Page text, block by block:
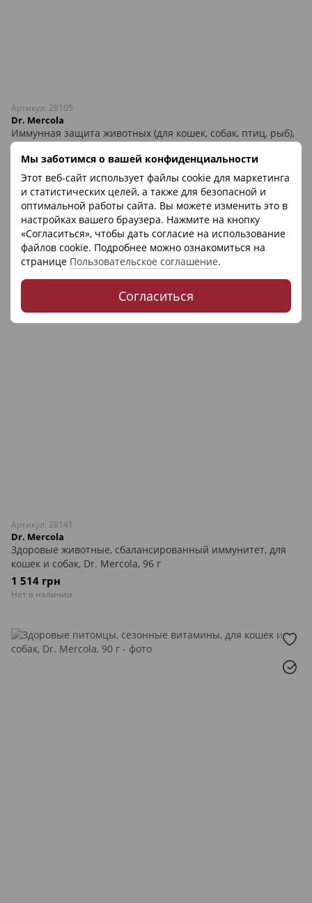
Мы заботимся о вашей конфиденциальности
Этот веб-сайт использует файлы cookie для маркетинга
и статистических целей, а также для безопасной и
оптимальной работы сайта. Вы можете изменить это в
настройках вашего браузера. Нажмите на кнопку
«Согласиться», чтобы дать согласие на использование
файлов cookie. Подробнее можно ознакомиться на
странице Пользовательское соглашение.
Согласиться
Артикул: 28105
Dr. Mercola
Иммунная защита животных (для кошек, собак, птиц, рыб),
SpiruGreen, Dr. Mercola, 500 мг, 180 таблеток
1 222 грн
Нет в наличии
Артикул: 28141
Dr. Mercola
Здоровые животные, сбалансированный иммунитет, для
кошек и собак, Dr. Mercola, 96 г
1 514 грн
Нет в наличии